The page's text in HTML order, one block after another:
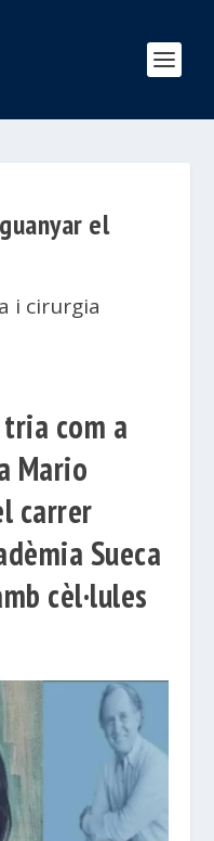
el
i cirurgia
com a
Mario
carrer
Sueca
cèl·lules